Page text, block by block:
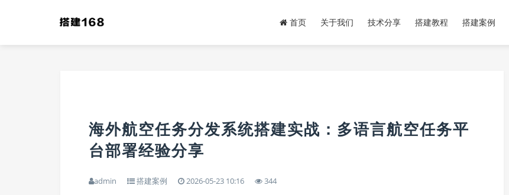
首页 关于我们 技术分享 搭建教程 搭建案例
海外航空任务分发系统搭建实战：多语言航空任务平
台部署经验分享
admin 搭建案例 2026-05-23 10:16 344